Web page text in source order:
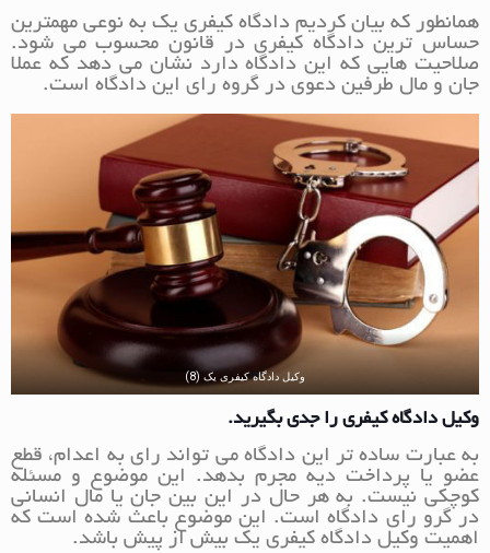
همانطور که بیان کردیم دادگاه کیفری یک به نوعی مهمترین
حساس ترین دادگاه کیفری در قانون محسوب می شود.
صلاحیت هایی که این دادگاه دارد نشان می دهد که عملا
جان و مال طرفین دعوی در گروه رای این دادگاه است.
وکیل دادگاه کیفری یک (8)
وکیل دادگاه کیفری را جدی بگیرید.
به عبارت ساده تر این دادگاه می تواند رای به اعدام، قطع
عضو یا پرداخت دیه مجرم بدهد. این موضوع و مسئله
کوچکی نیست. به هر حال در این بین جان یا مال انسانی
در گرو رای دادگاه است. این موضوع باعث شده است که
اهمیت وکیل دادگاه کیفری یک بیش از پیش باشد.